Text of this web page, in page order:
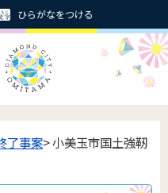
ひらがなをつける
了事案> 小美玉市国土強靭